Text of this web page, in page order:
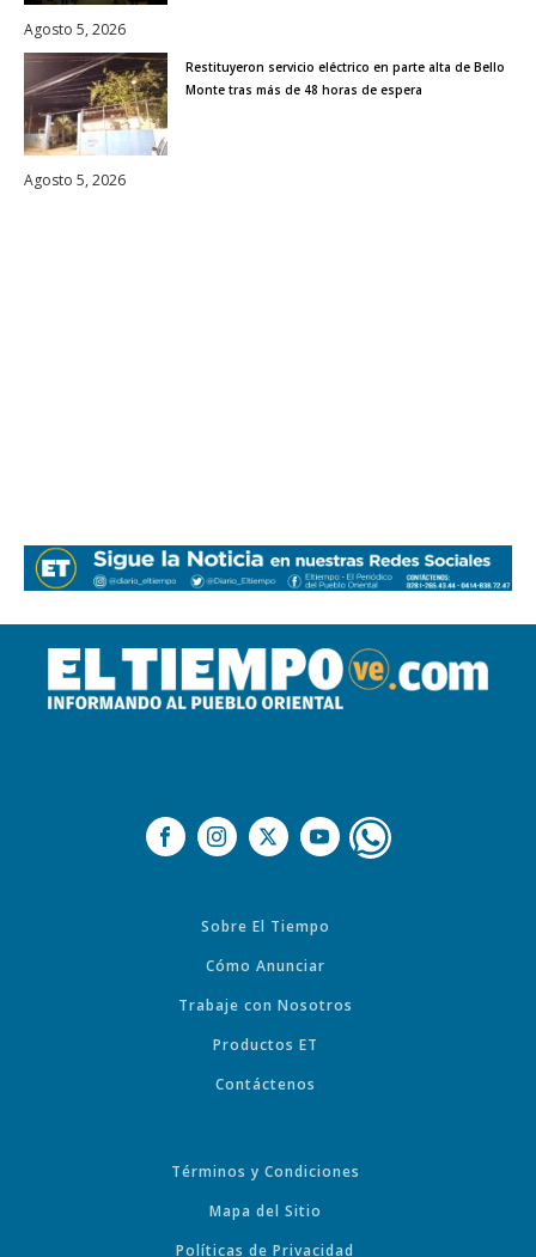
Agosto 5, 2026
Restituyeron servicio eléctrico en parte alta de Bello
Monte tras más de 48 horas de espera
Agosto 5, 2026
Sobre El Tiempo
Cómo Anunciar
Trabaje con Nosotros
Productos ET
Contáctenos
Términos y Condiciones
Mapa del Sitio
Políticas de Privacidad